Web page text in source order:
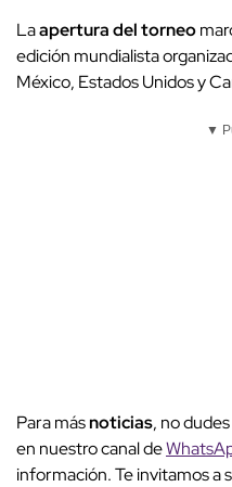
Laapertura del torneo
edición mundialista
México, Estados Unidos y
▼
Para másnoticias, no
en nuestro canal de
información. Te invitamos a